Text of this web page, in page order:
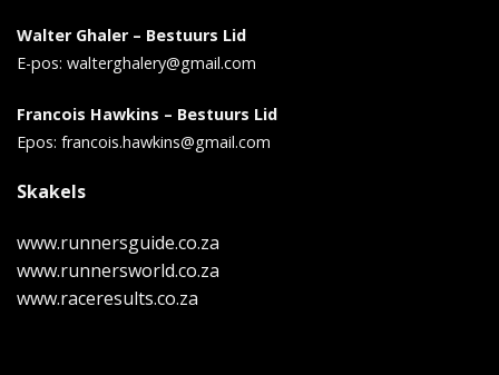
Walter Ghaler – Bestuurs Lid
E-pos: walterghalery@gmail.com
Francois Hawkins – Bestuurs Lid
Epos: francois.hawkins@gmail.com
Skakels
www.runnersguide.co.za
www.runnersworld.co.za
www.raceresults.co.za